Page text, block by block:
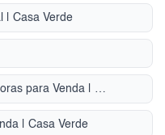
| Casa Verde
Apartamento com portaria 24 horas para Venda | Casa Verde
| Casa Verde